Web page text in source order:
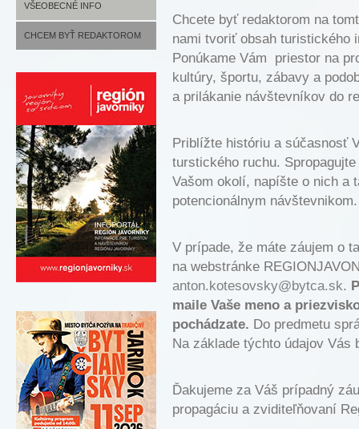
VŠEOBECNÉ INFO
CHCEM BYŤ REDAKTOROM
Chcete byť redaktorom na
nami tvoriť obsah turistického
Ponúkame Vám priestor na
kultúry, športu, zábavy a
a prilákanie návštevníkov do
Priblížte históriu a súčasnosť
turstického ruchu.
Vašom okolí, napíšte o nich a
potencionálnym návštevnikom.
V prípade, že máte záujem o
na webstránke
anton.kotesovsky@bytca.sk.
maile Vaše meno a
pochádzate. Do predmetu
Na základe týchto údajov Vás
Ďakujeme za Váš prípadný
propagáciu a zviditeľňovaní